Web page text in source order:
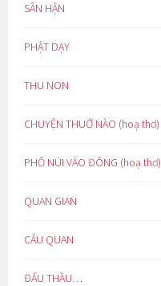
SÂN HẬN
PHẬT DẠY
THU NON
CHUYỆN THUỞ NÀO (hoạ thơ)
PHỐ NÚI VÀO ĐÔNG (hoạ thơ)
QUAN GIAN
CẨU QUAN
ĐẤU THẦU…